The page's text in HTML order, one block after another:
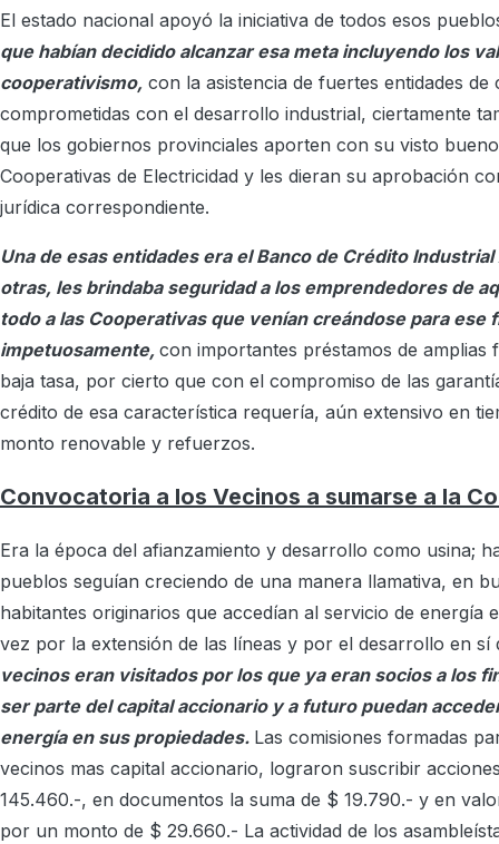
El estado nacional apoyó la iniciativa de todos esos
que habían decidido alcanzar esa meta incluyendo los
cooperativismo, con la asistencia de fuertes entidades de
comprometidas con el desarrollo industrial, ciertamente
que los gobiernos provinciales aporten con su visto
Cooperativas de Electricidad y les dieran su aprobación
jurídica correspondiente.
Una de esas entidades era el Banco de Crédito
otras, les brindaba seguridad a los emprendedores de
todo a las Cooperativas que venían creándose para ese
impetuosamente, con importantes préstamos de amplias
baja tasa, por cierto que con el compromiso de las
crédito de esa característica requería, aún extensivo en
monto renovable y refuerzos.
Convocatoria a los Vecinos a sumarse a la
Era la época del afianzamiento y desarrollo como usina;
pueblos seguían creciendo de una manera llamativa, en
habitantes originarios que accedían al servicio de energía
vez por la extensión de las líneas y por el desarrollo en sí
vecinos eran visitados por los que ya eran socios a los
ser parte del capital accionario y a futuro puedan
energía en sus propiedades. Las comisiones formadas
vecinos mas capital accionario, lograron suscribir
145.460.-, en documentos la suma de $ 19.790.- y en
por un monto de $ 29.660.- La actividad de los